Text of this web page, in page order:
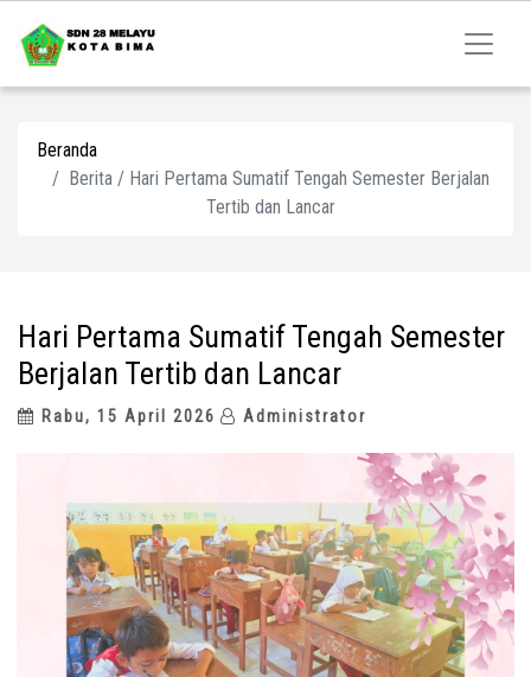
Beranda
Berita / Hari Pertama Sumatif Tengah Semester Berjalan
Tertib dan Lancar
Hari Pertama Sumatif Tengah Semester
Berjalan Tertib dan Lancar
Rabu, 15 April 2026 Administrator